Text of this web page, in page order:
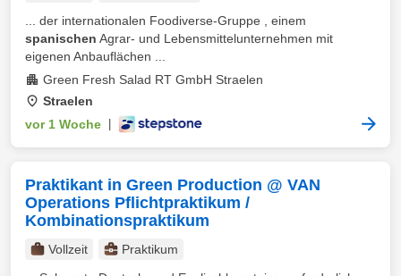
... der internationalen Foodiverse-Gruppe , einem
spanischen Agrar- und Lebensmittelunternehmen mit
eigenen Anbauflächen ...
Green Fresh Salad RT GmbH Straelen
Straelen
vor 1 Woche
Praktikant in Green Production @ VAN
Operations Pflichtpraktikum /
Kombinationspraktikum
Vollzeit
Praktikum